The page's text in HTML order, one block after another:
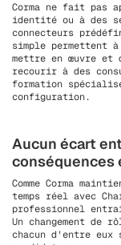
Corma ne fait pas
identité ou à des
connecteurs
simple permettent
mettre en œuvre et
recourir à des
formation
configuration.
Aucun écart
conséquences
Comme Corma
temps réel avec
professionnel
Un changement de
chacun d'entre